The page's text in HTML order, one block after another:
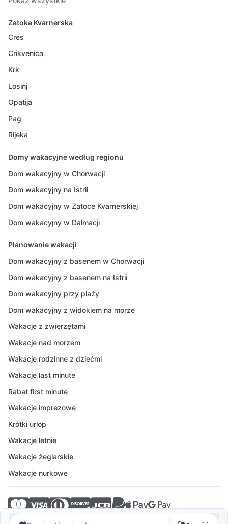
Zatoka Kvarnerska
Cres
Crikvenica
Krk
Losinj
Opatija
Pag
Rijeka
Domy wakacyjne według regionu
Dom wakacyjny w Chorwacji
Dom wakacyjny na Istrii
Dom wakacyjny w Zatoce Kvarnerskiej
Dom wakacyjny w Dalmacji
Planowanie wakacji
Dom wakacyjny z basenem w Chorwacji
Dom wakacyjny z basenem na Istrii
Dom wakacyjny przy plaży
Dom wakacyjny z widokiem na morze
Wakacje z zwierzętami
Wakacje nad morzem
Wakacje rodzinne z dziećmi
Wakacje last minute
Rabat first minute
Wakacje imprezowe
Krótki urlop
Wakacje letnie
Wakacje żeglarskie
Wakacje nurkowe
© 2026 Crovillas GmbH